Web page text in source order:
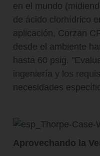
en el mundo
de ácido clorhídrico
aplicación, Corzan
desde el ambiente
hasta 60 psig.
ingeniería y los
necesidades
Aprovechando la